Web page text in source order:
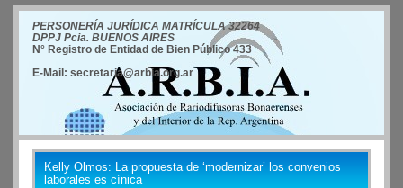
PERSONERÍA JURÍDICA MATRÍCULA 32264
DPPJ Pcia. BUENOS AIRES
N° Registro de Entidad de Bien Público 433
E-Mail: secretaria@arbia.org.ar
Kelly Olmos: La propuesta de ‘modernizar’ los convenios
laborales es cínica